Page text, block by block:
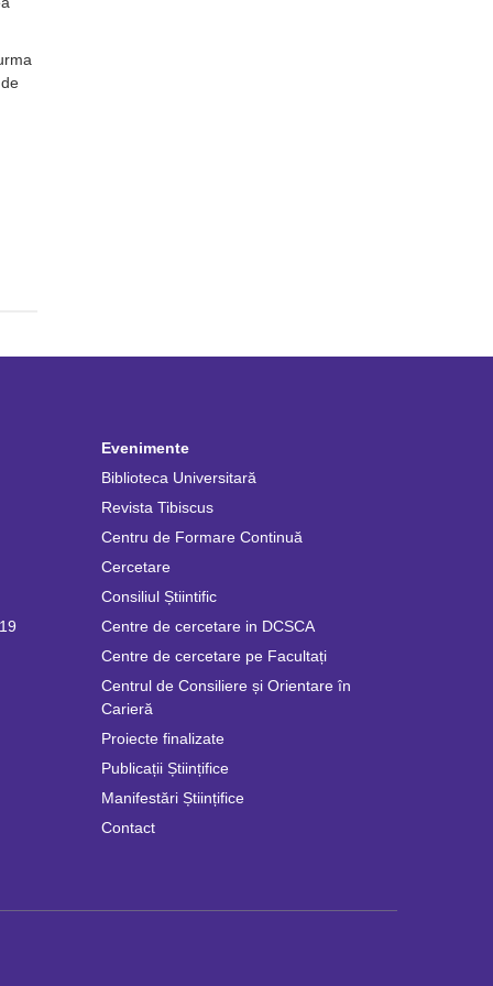
Evenimente
Biblioteca Universitară
Revista Tibiscus
Centru de Formare Continuă
Cercetare
Consiliul Știintific
Centre de cercetare in DCSCA
Centre de cercetare pe Facultați
Centrul de Consiliere și Orientare în
Carieră
Proiecte finalizate
Publicații Științifice
Manifestări Științifice
Contact